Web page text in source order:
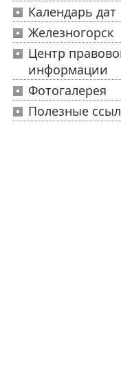
Календарь дат
Железногорск
Центр
информации
Фотогалерея
Полезные